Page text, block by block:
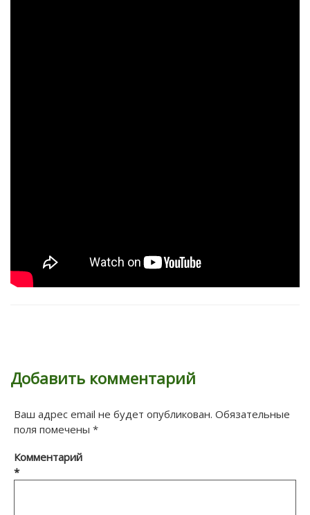
Добавить комментарий
Ваш адрес email не будет опубликован. Обязательные
поля помечены *
Комментарий
*